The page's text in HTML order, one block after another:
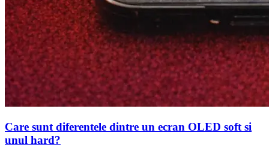
Care sunt diferentele dintre un ecran OLED soft si
unul hard?